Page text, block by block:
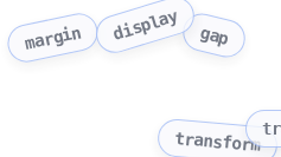
margin display gap
transform